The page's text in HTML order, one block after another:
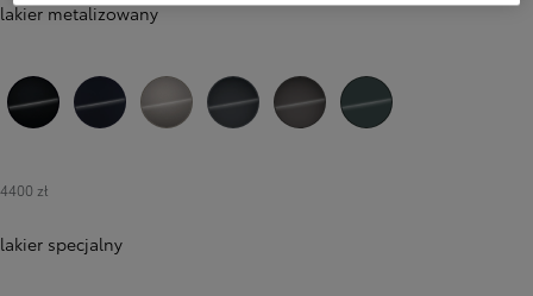
lakier metalizowany
4400 zł
lakier specjalny